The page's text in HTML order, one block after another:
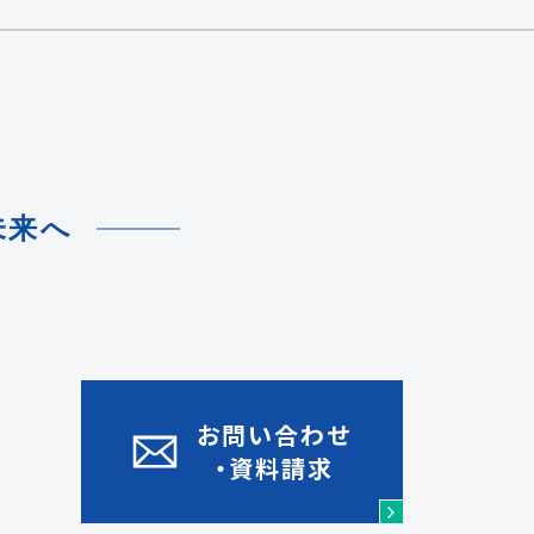
へ
お問い合わせ
・資料請求
REC